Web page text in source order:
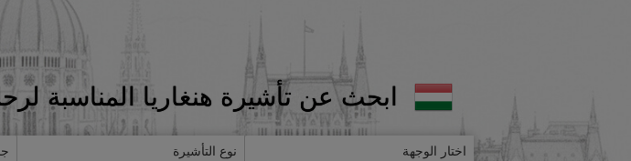
ابحث عن تأشيرة هنغاريا المناسبة
اختار الوجهة نوع التأشيرة